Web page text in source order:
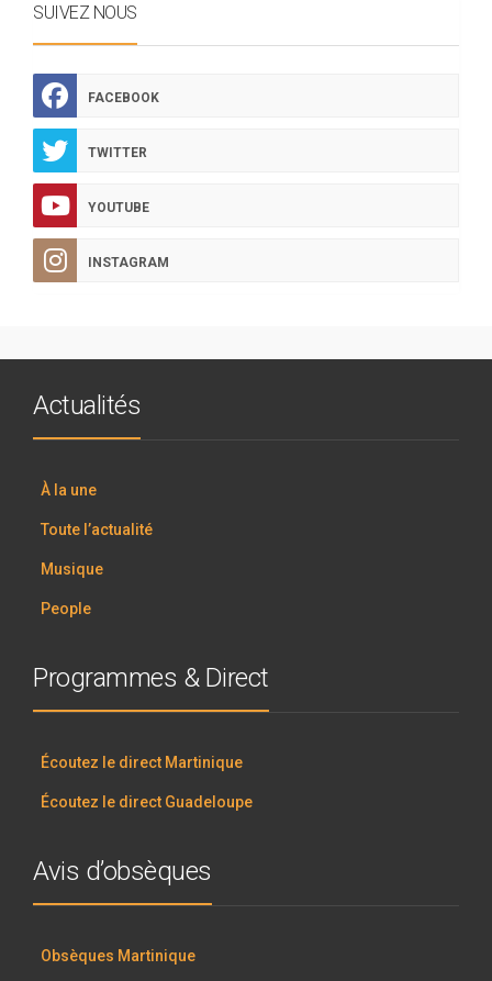
SUIVEZ NOUS
FACEBOOK
TWITTER
YOUTUBE
INSTAGRAM
Actualités
À la une
Toute l’actualité
Musique
People
Programmes & Direct
Écoutez le direct Martinique
Écoutez le direct Guadeloupe
Avis d’obsèques
Obsèques Martinique